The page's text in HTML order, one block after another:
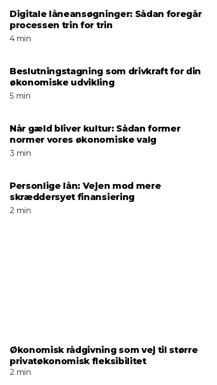
Digitale låneansøgninger: Sådan foregår
processen trin for trin
4 min
Beslutningstagning som drivkraft for din
økonomiske udvikling
5 min
Når gæld bliver kultur: Sådan former
normer vores økonomiske valg
3 min
Personlige lån: Vejen mod mere
skræddersyet finansiering
2 min
Økonomisk rådgivning som vej til større
privatøkonomisk fleksibilitet
2 min